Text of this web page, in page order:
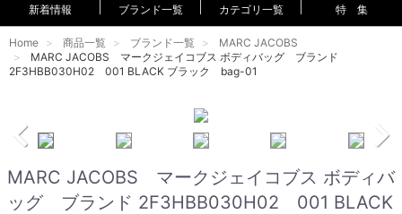
新着情報 ブランド一覧 カテゴリ一覧 特 集
Home 商品一覧 ブランド一覧
MARC JACOBS
MARC JACOBS マークジェイコブス ボディバッグ ブランド
2F3HBB030H02 001 BLACK ブラック bag-01
MARC JACOBS マークジェイコブス ボディバ
ッグ ブランド 2F3HBB030H02 001 BLACK